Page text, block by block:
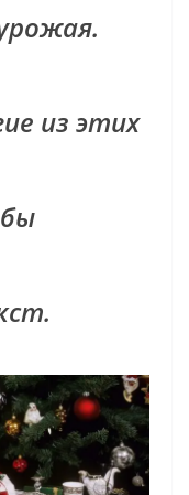
из этих